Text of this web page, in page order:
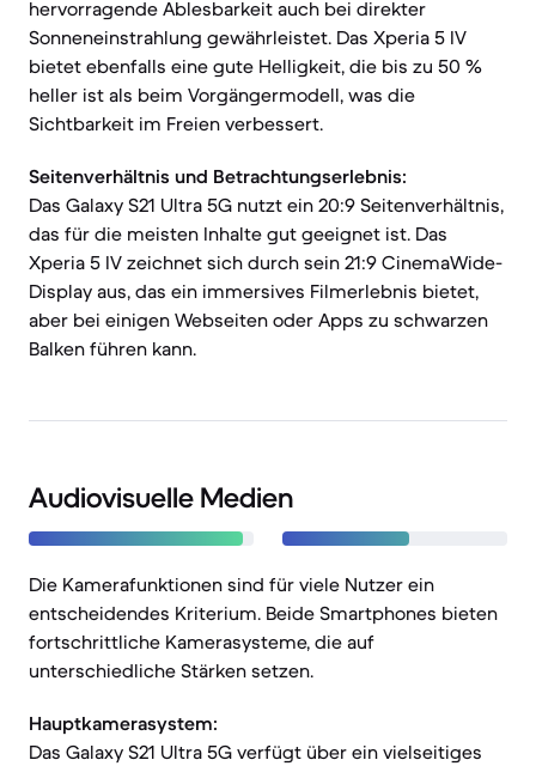
hervorragende Ablesbarkeit auch bei direkter
Sonneneinstrahlung gewährleistet. Das Xperia 5 IV
bietet ebenfalls eine gute Helligkeit, die bis zu 50 %
heller ist als beim Vorgängermodell, was die
Sichtbarkeit im Freien verbessert.
Seitenverhältnis und Betrachtungserlebnis:
Das Galaxy S21 Ultra 5G nutzt ein 20:9 Seitenverhältnis,
das für die meisten Inhalte gut geeignet ist. Das
Xperia 5 IV zeichnet sich durch sein 21:9 CinemaWide-
Display aus, das ein immersives Filmerlebnis bietet,
aber bei einigen Webseiten oder Apps zu schwarzen
Balken führen kann.
Audiovisuelle Medien
Die Kamerafunktionen sind für viele Nutzer ein
entscheidendes Kriterium. Beide Smartphones bieten
fortschrittliche Kamerasysteme, die auf
unterschiedliche Stärken setzen.
Hauptkamerasystem:
Das Galaxy S21 Ultra 5G verfügt über ein vielseitiges